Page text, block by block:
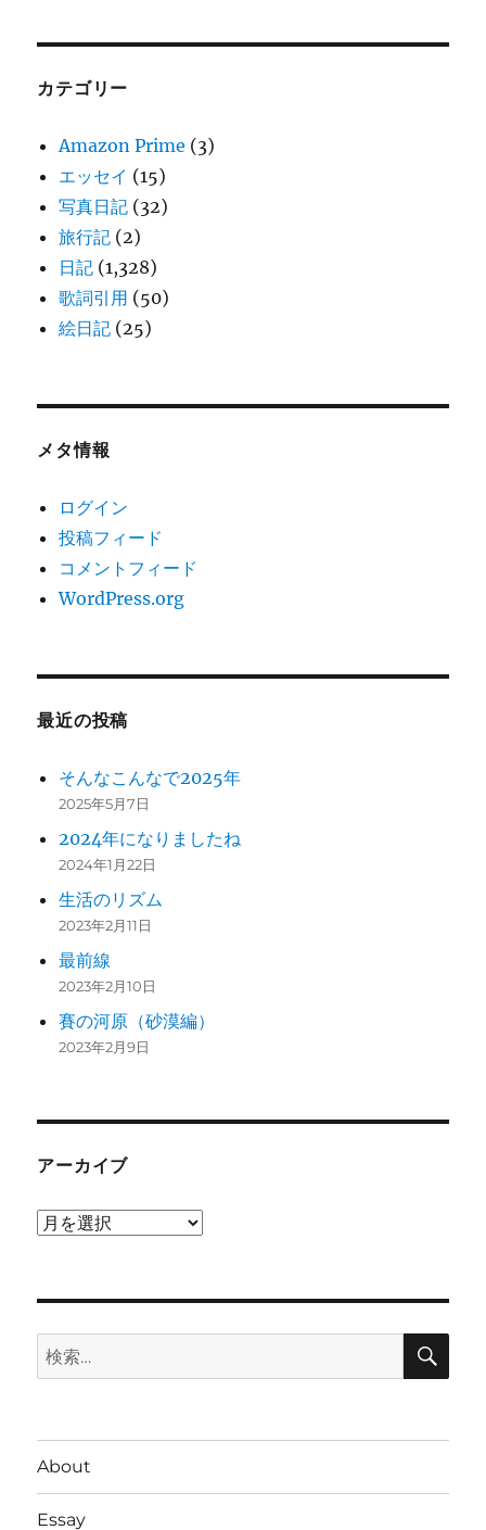
カテゴリー
Amazon Prime (3)
エッセイ (15)
写真日記 (32)
旅行記 (2)
日記 (1,328)
歌詞引用 (50)
絵日記 (25)
メタ情報
ログイン
投稿フィード
コメントフィード
WordPress.org
最近の投稿
そんなこんなで2025年
2025年5月7日
2024年になりましたね
2024年1月22日
生活のリズム
2023年2月11日
最前線
2023年2月10日
賽の河原（砂漠編）
2023年2月9日
アーカイブ
ア
検
索:
検
About
Essay